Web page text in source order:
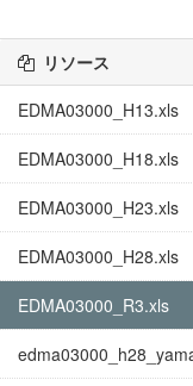
リソース
EDMA03000_H13.xls
EDMA03000_H18.xls
EDMA03000_H23.xls
EDMA03000_H28.xls
EDMA03000_R3.xls